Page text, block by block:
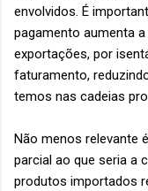
envolvidos. É
pagamento aumenta
exportações, por
faturamento,
temos nas cadeias
Não menos relevante
parcial ao que seria a
produtos importados